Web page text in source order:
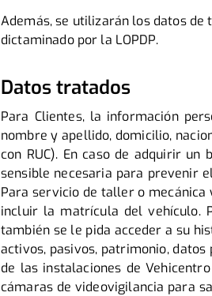
Además, se utilizarán los datos
dictaminado por la LOPDP.
Datos tratados
Para Clientes, la información
nombre y apellido, domicilio,
con RUC). En caso de adquirir
sensible necesaria para prevenir
Para servicio de taller o mecánica
incluir la matrícula del vehículo.
también se le pida acceder a su
activos, pasivos, patrimonio,
de las instalaciones de
cámaras de videovigilancia para